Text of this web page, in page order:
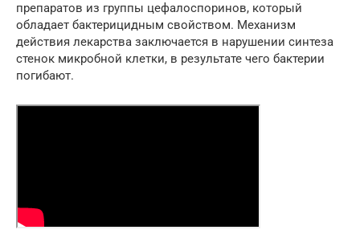
препаратов из группы цефалоспоринов, который
обладает бактерицидным свойством. Механизм
действия лекарства заключается в нарушении синтеза
стенок микробной клетки, в результате чего бактерии
погибают.